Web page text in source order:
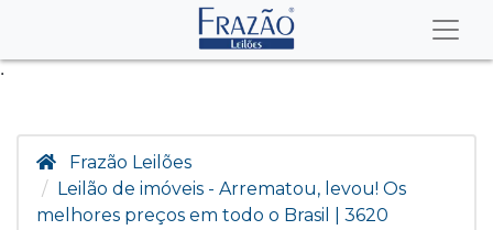
.
Frazão Leilões
Leilão de imóveis - Arrematou, levou! Os
melhores preços em todo o Brasil | 3620